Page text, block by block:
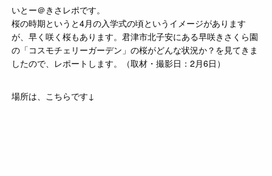
いとー＠きさレポです。
桜の時期というと4月の入学式の頃というイメージがあります
が、早く咲く桜もあります。君津市北子安にある早咲きさくら園
の「コスモチェリーガーデン」の桜がどんな状況か？を見てきま
したので、レポートします。（取材・撮影日：2月6日）
場所は、こちらです↓